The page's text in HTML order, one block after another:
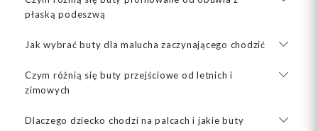
płaską podeszwą
Jak wybrać buty dla malucha zaczynającego chodzić
Czym różnią się buty przejściowe od letnich i
zimowych
Dlaczego dziecko chodzi na palcach i jakie buty